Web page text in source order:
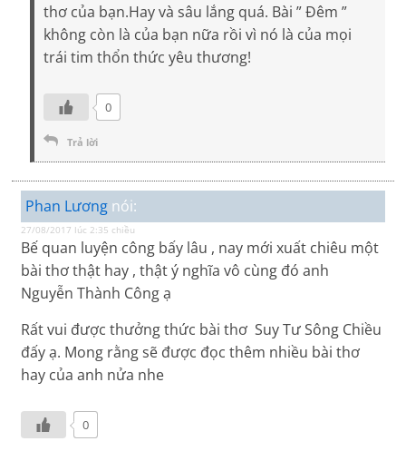
thơ của bạn.Hay và sâu lắng quá. Bài ” Đêm ”
không còn là của bạn nữa rồi vì nó là của mọi
trái tim thổn thức yêu thương!
0
Trả lời
Phan Lương nói:
27/08/2017 lúc 2:35 chiều
Bế quan luyện công bấy lâu , nay mới xuất chiêu một
bài thơ thật hay , thật ý nghĩa vô cùng đó anh
Nguyễn Thành Công ạ
Rất vui được thưởng thức bài thơ Suy Tư Sông Chiều
đấy ạ. Mong rằng sẽ được đọc thêm nhiều bài thơ
hay của anh nửa nhe
0